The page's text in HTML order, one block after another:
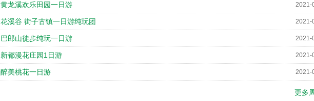
出发日期：天天发团 往返交通：成都往返直飞
香港、澳门双飞五日游（奇妙)
自由自在享受香港---“动感之都、购物天堂”；请跟我来，享受动感之都、奇妙港澳
旅！
出发日期：天天发团 往返交通：港进港回往返直飞
香港海洋公园让你感受别样乐趣；全程让您轻轻松松玩转香港，自由自在享受香
更多
峨眉山、乐山大佛自由行|成都到峨眉山和乐山大佛旅游
还愿金顶之巅，踏步无梁殿前—万年寺，真正佛学之旅
黄龙溪欢乐田园一日游 2021-
花溪谷 街子古镇一日游纯玩团 2021-
巴郎山徒步纯玩一日游 2021-
新都漫花庄园1日游 2021-
醉美桃花一日游 2021-
更多